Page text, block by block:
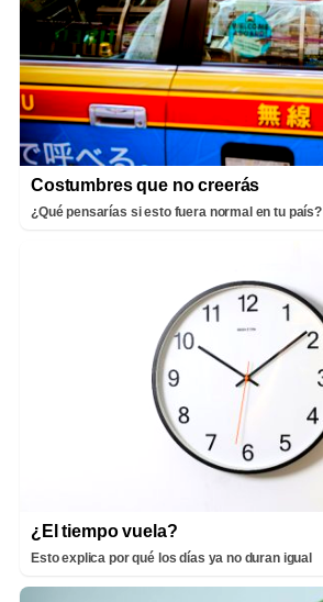
Costumbres que no creerás
¿Qué pensarías si esto fuera normal en tu país?
¿El tiempo vuela?
Esto explica por qué los días ya no duran igual